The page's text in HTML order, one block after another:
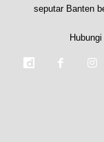
seputar Banten